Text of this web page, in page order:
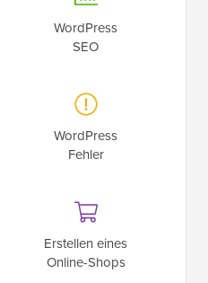
WordPress
SEO
WordPress
Fehler
Erstellen eines
Online-Shops